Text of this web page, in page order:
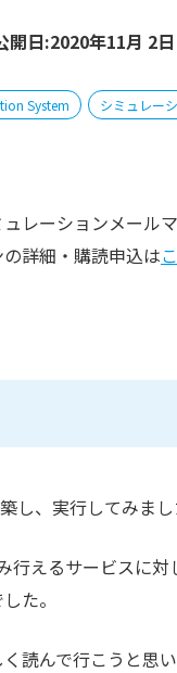
開日:2020年11月 2
System シミュレー
レーションメール
詳細・購読申込は
し、実行してみま
行えるサービスに
た。
読んで行こうと思い